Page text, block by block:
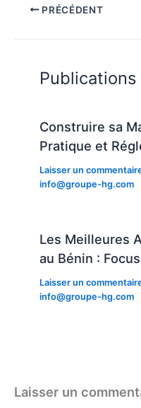
PRÉCÉDENT
Construire sa
Pratique et
Laisser un
info@groupe-hg.com
Les Meilleures
au Bénin :
Laisser un
info@groupe-hg.com
Laisser un